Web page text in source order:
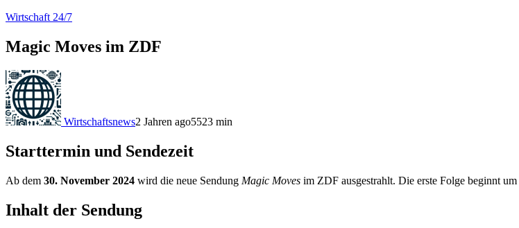
Wirtschaft 24/7
Magic Moves im ZDF
Wirtschaftsnews2 Jahren ago5523 min
Starttermin und Sendezeit
Ab dem 30. November 2024 wird die neue Sendung Magic Moves im ZDF ausgestrahlt. Die erste Folge beginnt um
Inhalt der Sendung